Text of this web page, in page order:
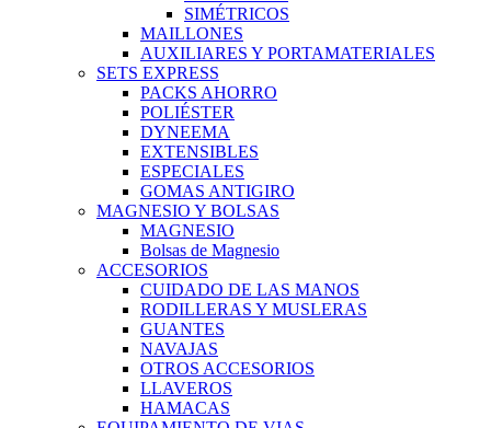
SIMÉTRICOS
MAILLONES
AUXILIARES Y PORTAMATERIALES
SETS EXPRESS
PACKS AHORRO
POLIÉSTER
DYNEEMA
EXTENSIBLES
ESPECIALES
GOMAS ANTIGIRO
MAGNESIO Y BOLSAS
MAGNESIO
Bolsas de Magnesio
ACCESORIOS
CUIDADO DE LAS MANOS
RODILLERAS Y MUSLERAS
GUANTES
NAVAJAS
OTROS ACCESORIOS
LLAVEROS
HAMACAS